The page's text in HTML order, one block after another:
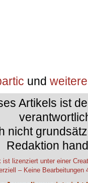
und
Artikels ist
nicht
Redaktion
ist lizenziert unter einer
– Keine Bearbeitungen